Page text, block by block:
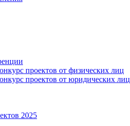
проектов от физических лиц
проектов от юридических лиц
2025